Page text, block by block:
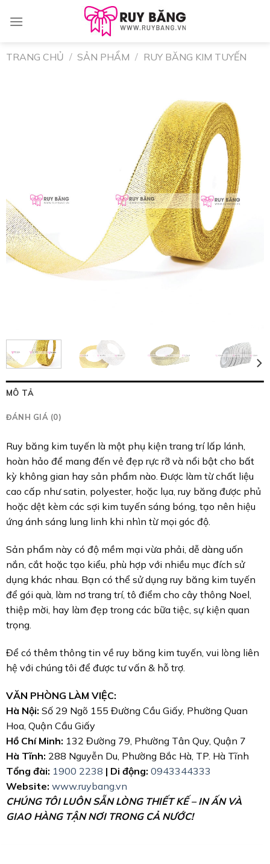
TRANG CHỦ / SẢN PHẨM / RUY BĂNG KIM TUYẾN
MÔ TẢ
ĐÁNH GIÁ (0)
Ruy băng kim tuyến là một phụ kiện trang trí lấp lánh,
hoàn hảo để mang đến vẻ đẹp rực rỡ và nổi bật cho bất
kỳ không gian hay sản phẩm nào. Được làm từ chất liệu
cao cấp như satin, polyester, hoặc lụa, ruy băng được phủ
hoặc dệt kèm các sợi kim tuyến sáng bóng, tạo nên hiệu
ứng ánh sáng lung linh khi nhìn từ mọi góc độ.
Sản phẩm này có độ mềm mại vừa phải, dễ dàng uốn
nắn, cắt hoặc tạo kiểu, phù hợp với nhiều mục đích sử
dụng khác nhau. Bạn có thể sử dụng ruy băng kim tuyến
để gói quà, làm nơ trang trí, tô điểm cho cây thông Noel,
thiệp mời, hay làm đẹp trong các bữa tiệc, sự kiện quan
trọng.
Để có thêm thông tin về ruy băng kim tuyến, vui lòng liên
hệ với chúng tôi để được tư vấn & hỗ trợ.
VĂN PHÒNG LÀM VIỆC:
Hà Nội: Số 29 Ngõ 155 Đường Cầu Giấy, Phường Quan
Hoa, Quận Cầu Giấy
Hồ Chí Minh: 132 Đường 79, Phường Tân Quy, Quận 7
Hà Tĩnh: 288 Nguyễn Du, Phường Bắc Hà, TP. Hà Tĩnh
Tổng đài: 1900 2238 | Di động: 0943344333
Website: www.ruybang.vn
CHÚNG TÔI LUÔN SẴN LÒNG THIẾT KẾ – IN ẤN VÀ
GIAO HÀNG TẬN NƠI TRONG CẢ NƯỚC!